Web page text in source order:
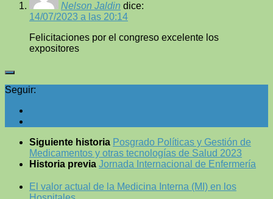
Nelson Jaldin dice:
14/07/2023 a las 20:14
Felicitaciones por el congreso excelente los
expositores
Seguir:
Siguiente historia Posgrado Políticas y Gestión de
Medicamentos y otras tecnologías de Salud 2023
Historia previa Jornada Internacional de Enfermería
El valor actual de la Medicina Interna (MI) en los